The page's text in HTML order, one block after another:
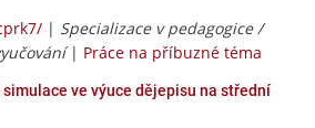
| Specializace v pedagogice /
| Práce na příbuzné téma
ve výuce dějepisu na střední